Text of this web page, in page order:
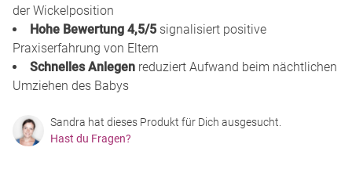
der Wickelposition
Hohe Bewertung 4,5/5 signalisiert positive
Praxiserfahrung von Eltern
Schnelles Anlegen reduziert Aufwand beim nächtlichen
Umziehen des Babys
Sandra hat dieses Produkt für Dich ausgesucht.
Hast du Fragen?